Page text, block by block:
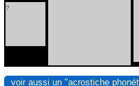
?
voir aussi un "acrostiche